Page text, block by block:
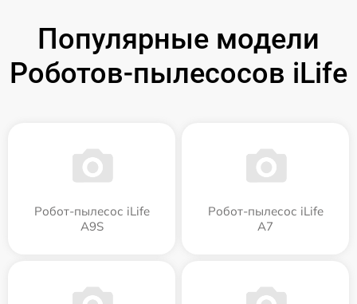
Популярные модели
Роботов-пылесосов iLife
Робот-пылесос iLife
A9S
Робот-пылесос iLife
A7